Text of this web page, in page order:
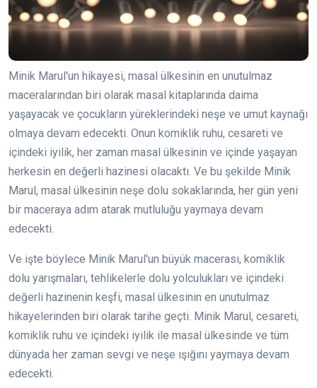
Minik Marul'un hikayesi, masal ülkesinin en unutulmaz
maceralarından biri olarak masal kitaplarında daima
yaşayacak ve çocukların yüreklerindeki neşe ve umut kaynağı
olmaya devam edecekti. Onun komiklik ruhu, cesareti ve
içindeki iyilik, her zaman masal ülkesinin ve içinde yaşayan
herkesin en değerli hazinesi olacaktı. Ve bu şekilde Minik
Marul, masal ülkesinin neşe dolu sokaklarında, her gün yeni
bir maceraya adım atarak mutluluğu yaymaya devam
edecekti.
Ve işte böylece Minik Marul'un büyük macerası, komiklik
dolu yarışmaları, tehlikelerle dolu yolculukları ve içindeki
değerli hazinenin keşfi, masal ülkesinin en unutulmaz
hikayelerinden biri olarak tarihe geçti. Minik Marul, cesareti,
komiklik ruhu ve içindeki iyilik ile masal ülkesinde ve tüm
dünyada her zaman sevgi ve neşe ışığını yaymaya devam
edecekti.